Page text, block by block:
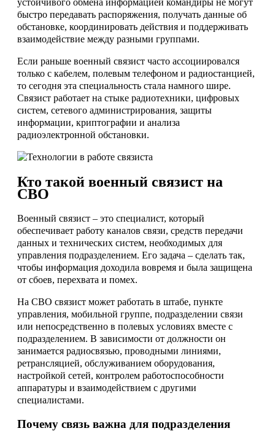
устойчивого обмена информацией командиры не могут
быстро передавать распоряжения, получать данные об
обстановке, координировать действия и поддерживать
взаимодействие между разными группами.
Если раньше военный связист часто ассоциировался
только с кабелем, полевым телефоном и радиостанцией,
то сегодня эта специальность стала намного шире.
Связист работает на стыке радиотехники, цифровых
систем, сетевого администрирования, защиты
информации, криптографии и анализа
радиоэлектронной обстановки.
Кто такой военный связист на
СВО
Военный связист – это специалист, который
обеспечивает работу каналов связи, средств передачи
данных и технических систем, необходимых для
управления подразделением. Его задача – сделать так,
чтобы информация доходила вовремя и была защищена
от сбоев, перехвата и помех.
На СВО связист может работать в штабе, пункте
управления, мобильной группе, подразделении связи
или непосредственно в полевых условиях вместе с
подразделением. В зависимости от должности он
занимается радиосвязью, проводными линиями,
ретрансляцией, обслуживанием оборудования,
настройкой сетей, контролем работоспособности
аппаратуры и взаимодействием с другими
специалистами.
Почему связь важна для подразделения